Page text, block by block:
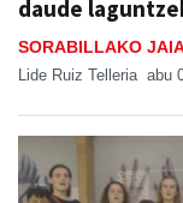
daude
SORABILLAKO
Lide Ruiz Telleria abu